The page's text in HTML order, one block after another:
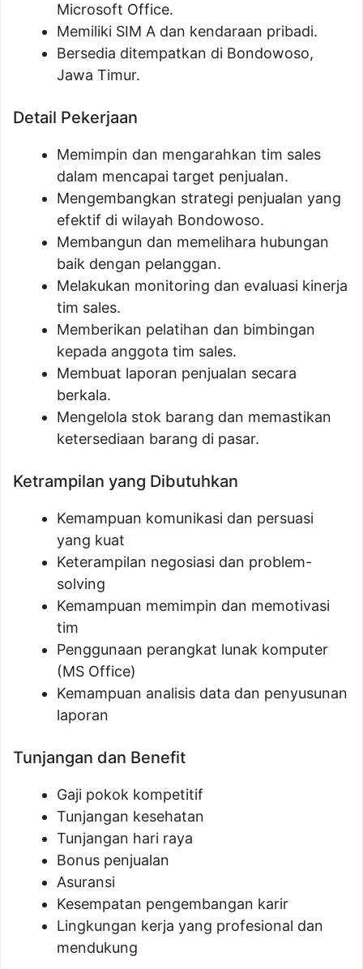
Microsoft Office.
Memiliki SIM A dan kendaraan pribadi.
Bersedia ditempatkan di Bondowoso,
Jawa Timur.
Detail Pekerjaan
Memimpin dan mengarahkan tim sales
dalam mencapai target penjualan.
Mengembangkan strategi penjualan yang
efektif di wilayah Bondowoso.
Membangun dan memelihara hubungan
baik dengan pelanggan.
Melakukan monitoring dan evaluasi kinerja
tim sales.
Memberikan pelatihan dan bimbingan
kepada anggota tim sales.
Membuat laporan penjualan secara
berkala.
Mengelola stok barang dan memastikan
ketersediaan barang di pasar.
Ketrampilan yang Dibutuhkan
Kemampuan komunikasi dan persuasi
yang kuat
Keterampilan negosiasi dan problem-
solving
Kemampuan memimpin dan memotivasi
tim
Penggunaan perangkat lunak komputer
(MS Office)
Kemampuan analisis data dan penyusunan
laporan
Tunjangan dan Benefit
Gaji pokok kompetitif
Tunjangan kesehatan
Tunjangan hari raya
Bonus penjualan
Asuransi
Kesempatan pengembangan karir
Lingkungan kerja yang profesional dan
mendukung